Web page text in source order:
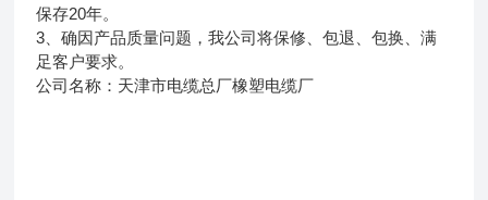
保存20年。
3、确因产品质量问题，我公司将保修、包退、包换、满
足客户要求。
公司名称：天津市电缆总厂橡塑电缆厂